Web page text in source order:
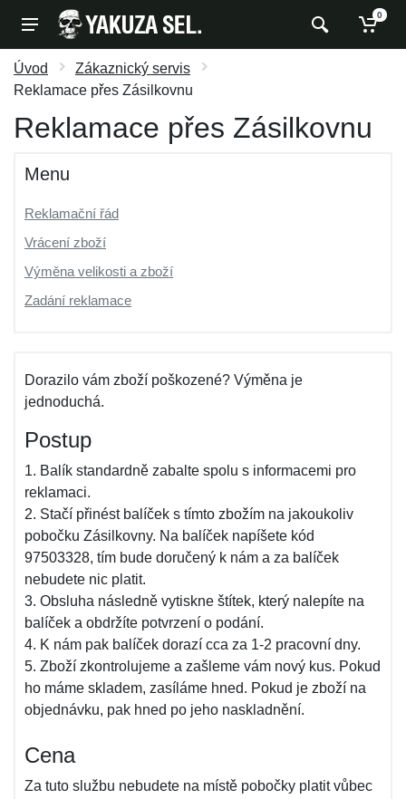
0
Úvod
Zákaznický servis
Reklamace přes Zásilkovnu
Reklamace přes Zásilkovnu
Menu
Reklamační řád
Vrácení zboží
Výměna velikosti a zboží
Zadání reklamace
Dorazilo vám zboží poškozené? Výměna je
jednoduchá.
Postup
1. Balík standardně zabalte spolu s informacemi pro
reklamaci.
2. Stačí přinést balíček s tímto zbožím na jakoukoliv
pobočku Zásilkovny. Na balíček napíšete kód
97503328, tím bude doručený k nám a za balíček
nebudete nic platit.
3. Obsluha následně vytiskne štítek, který nalepíte na
balíček a obdržíte potvrzení o podání.
4. K nám pak balíček dorazí cca za 1-2 pracovní dny.
5. Zboží zkontrolujeme a zašleme vám nový kus. Pokud
ho máme skladem, zasíláme hned. Pokud je zboží na
objednávku, pak hned po jeho naskladnění.
Cena
Za tuto službu nebudete na místě pobočky platit vůbec